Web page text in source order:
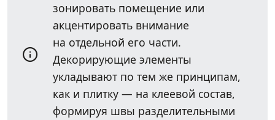
зонировать помещение или
акцентировать внимание
на отдельной его части.
Декорирующие элементы
укладывают по тем же принципам,
как и плитку — на клеевой состав,
формируя швы разделительными